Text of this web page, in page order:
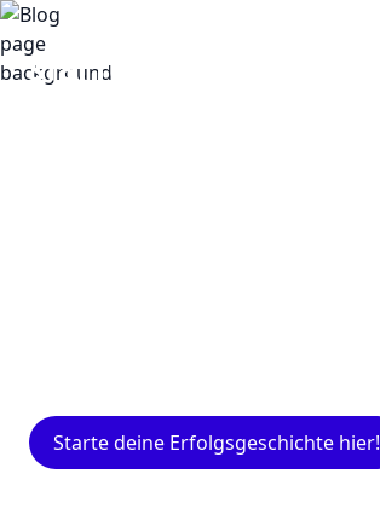
Starte deine Erfolgsgeschichte hier!